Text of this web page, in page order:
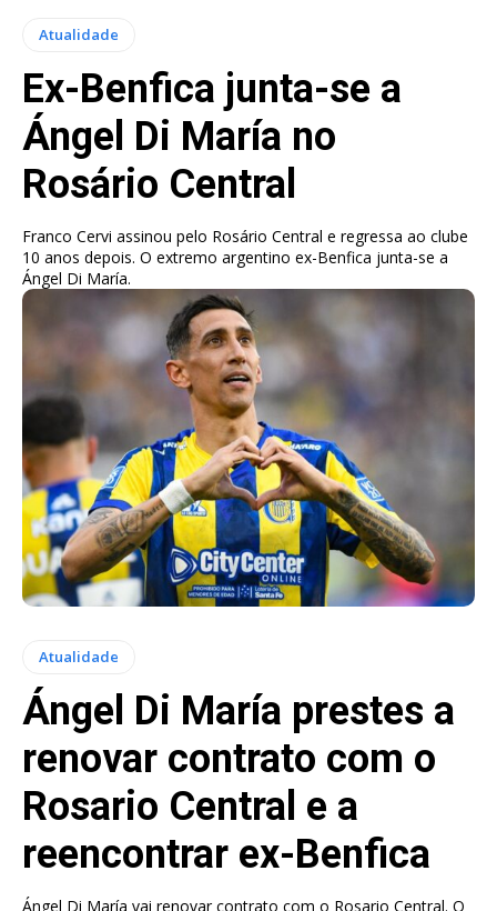
Atualidade
Ex-Benfica junta-se a
Ángel Di María no
Rosário Central
Franco Cervi assinou pelo Rosário Central e regressa ao clube
10 anos depois. O extremo argentino ex-Benfica junta-se a
Ángel Di María.
Atualidade
Ángel Di María prestes a
renovar contrato com o
Rosario Central e a
reencontrar ex-Benfica
Ángel Di María vai renovar contrato com o Rosario Central. O